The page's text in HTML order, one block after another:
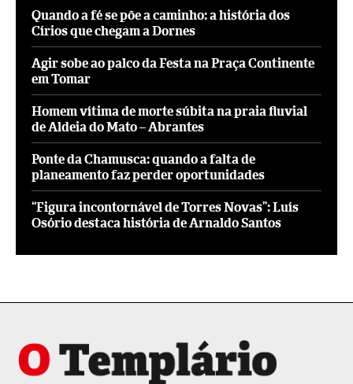
Quando a fé se põe a caminho: a história dos
Círios que chegam a Dornes
Agir sobe ao palco da Festa na Praça Continente
em Tomar
Homem vítima de morte súbita na praia fluvial
de Aldeia do Mato – Abrantes
Ponte da Chamusca: quando a falta de
planeamento faz perder oportunidades
“Figura incontornável de Torres Novas”: Luís
Osório destaca história de Arnaldo Santos